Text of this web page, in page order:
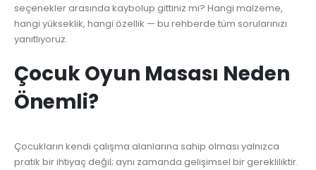
seçenekler arasında kaybolup gittiniz mi? Hangi malzeme,
hangi yükseklik, hangi özellik — bu rehberde tüm sorularınızı
yanıtlıyoruz.
Çocuk Oyun Masası Neden
Önemli?
Çocukların kendi çalışma alanlarına sahip olması yalnızca
pratik bir ihtiyaç değil; aynı zamanda gelişimsel bir gerekliliktir.